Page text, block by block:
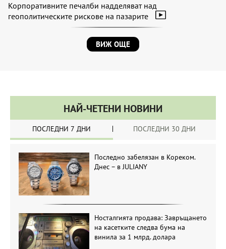
Корпоративните печалби надделяват над
геополитическите рискове на пазарите
ВИЖ ОЩЕ
НАЙ-ЧЕТЕНИ НОВИНИ
ПОСЛЕДНИ 7 ДНИ ПОСЛЕДНИ 30 ДНИ
Последно забелязан в Кореком.
Днес – в JULIANY
Носталгията продава: Завръщането
на касетките следва бума на
винила за 1 млрд. долара